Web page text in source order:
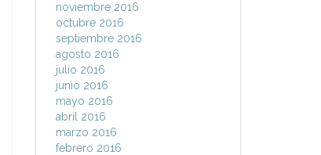
noviembre 2016
octubre 2016
septiembre 2016
agosto 2016
julio 2016
junio 2016
mayo 2016
abril 2016
marzo 2016
febrero 2016